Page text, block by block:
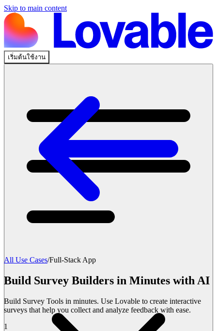
Skip to main content
เริ่มต้นใช้งาน
All Use Cases/Full-Stack App
Build Survey Builders in Minutes with AI
Build Survey Tools in minutes. Use Lovable to create interactive
surveys that help you collect and analyze feedback with ease.
1